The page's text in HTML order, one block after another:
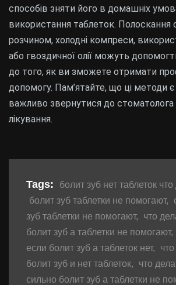
способів зняти його в домашніх
використання таблеток. Полоскання
розчином, холодні компреси,
або гвоздичної олії можуть
до того, як ви зможете отримати
допомогу. Пам’ятайте, що ці методи
важливо звернутися до стоматолога
лікування.
Tags: болит зуб нет таблеток что
болит зуб таблетки не помогают,
зуб таблетки не помогают,
что
болит зуб а таблетки не помогают,
если болит зуб а таблеток нет,
болит зуб и нет таблеток,
что
сильно болит зуб а таблетки не